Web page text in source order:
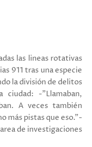
las lineas rotativas
911 tras una especie
la división de delitos
-"Llamaban,
A veces también
más pistas que eso."-
de investigaciones